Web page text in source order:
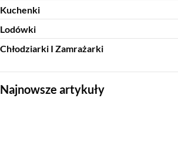
Kuchenki
Lodówki
Chłodziarki I Zamrażarki
Najnowsze artykuły